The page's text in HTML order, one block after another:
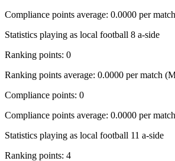
Compliance points average: 0.0000 per
Statistics playing as local football 8 a-side
Ranking points: 0
Ranking points average: 0.0000 per match
Compliance points: 0
Compliance points average: 0.0000 per
Statistics playing as local football 11 a-side
Ranking points: 4